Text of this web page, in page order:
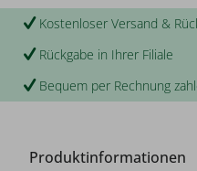
Kostenloser Versand &
Rückgabe in Ihrer Filiale
Bequem per Rechnung
Produktinformationen